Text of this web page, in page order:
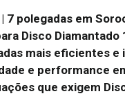
polegadas em
Disco Diamantado
mais eficientes e
e performance
que exigem